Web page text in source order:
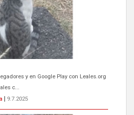
y en Google Play con Leales.org
c...
9.7.2025